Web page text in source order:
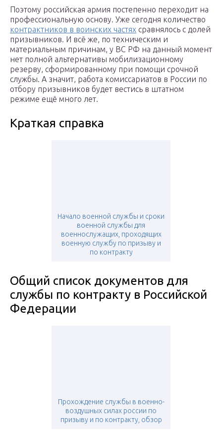
Поэтому российская армия постепенно переходит на
профессиональную основу. Уже сегодня количество
контрактников в воинских частях сравнялось с долей
призывников. И всё же, по техническим и
материальным причинам, у ВС РФ на данный момент
нет полной альтернативы мобилизационному
резерву, сформированному при помощи срочной
службы. А значит, работа комиссариатов в России по
отбору призывников будет вестись в штатном
режиме ещё много лет.
Краткая справка
Начало военной службы и сроки
военной службы для
военнослужащих, проходящих
военную службу по призыву и
по контракту
Общий список документов для
службы по контракту в Российской
Федерации
Прохождение службы в военно-
воздушных силах россии по
призыву и по контракту, обзор